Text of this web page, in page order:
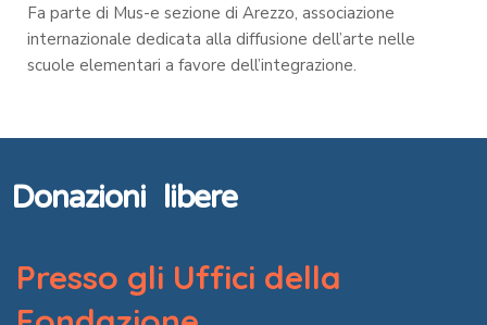
Fa parte di Mus-e sezione di Arezzo, associazione
internazionale dedicata alla diffusione dell’arte nelle
scuole elementari a favore dell’integrazione.
Donazioni libere
Presso gli Uffici della